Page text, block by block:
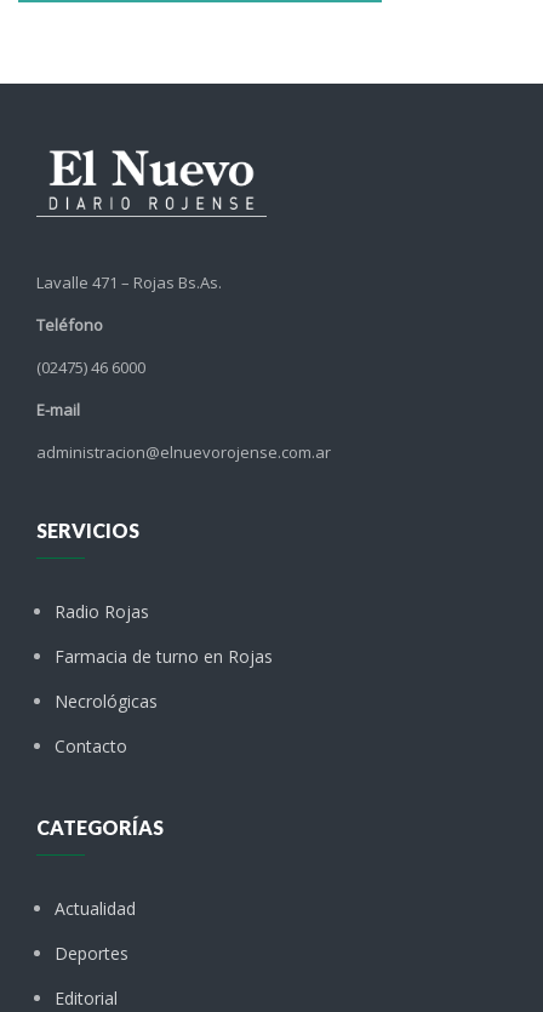
Lavalle 471 – Rojas Bs.As.
Teléfono
(02475) 46 6000
E-mail
administracion@elnuevorojense.com.ar
SERVICIOS
Radio Rojas
Farmacia de turno en Rojas
Necrológicas
Contacto
CATEGORÍAS
Actualidad
Deportes
Editorial